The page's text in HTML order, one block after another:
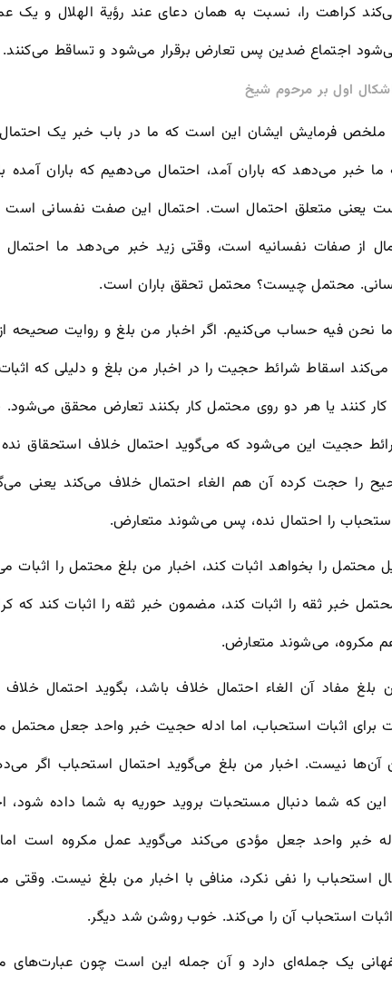
کراهت را، نسبت به همان دعای عند رؤیة الهلال و
اجتماع ضدین پس تعارض برقرار می‌شود و تساقط می‌کنند.
ملخص فرمایش ایشان این است که ما در باب خبر یک احتمال
ما خبر می‌دهد که باران آمد، احتمال می‌دهیم که باران آمده
یعنی متعلق احتمال است. احتمال این صفت نفسانی
از صفات نفسانیه است، وقتی زید خبر می‌دهد ما
محتمل چیست؟ محتمل تحقق باران است.
ما نحن فیه حساب می‌کنیم. اگر اخبار من بلغ و روایت صحیحه
می‌کند اسقاط شرائط حجیت را در اخبار من بلغ و دلیلی که
کنند یا هر دو روی محتمل کار بکنند تعارض محقق می‌شود.
حجیت این می‌شود که می‌گوید احتمال خلاف استحقاق نده
را حجت کرده آن هم الغاء احتمال خلاف می‌کند یعنی
را احتمال نده، پس می‌شوند متعارض.
محتمل را بخواهد اثبات کند، اخبار من بلغ محتمل را اثبات
محتمل خبر ثقه را اثبات کند، مضمون خبر ثقه را اثبات کند
می‌شوند متعارض.
بلغ مفاد آن الغاء احتمال خلاف باشد، بگوید احتمال
برای اثبات استحباب، اما ادله حجیت خبر واحد جعل محتمل
آن‌ها نیست. اخبار من بلغ می‌گوید احتمال استحباب اگر
که شما‌ دنبال مستحبات بروید حوریه به شما داده شود،
خبر واحد جعل مؤدی می‌کند می‌گوید عمل مکروه است اما
استحباب را نفی نکرد، منافی با اخبار من بلغ نیست. وقتی
استحباب آن را می‌کند. خوب روشن شد دیگر.
یک جمله‌ای دارد و آن جمله این است چون عبارت‌های